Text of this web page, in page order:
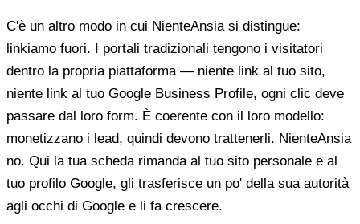
C'è un altro modo in cui NienteAnsia si distingue:
linkiamo fuori. I portali tradizionali tengono i visitatori
dentro la propria piattaforma — niente link al tuo sito,
niente link al tuo Google Business Profile, ogni clic deve
passare dal loro form. È coerente con il loro modello:
monetizzano i lead, quindi devono trattenerli. NienteAnsia
no. Qui la tua scheda rimanda al tuo sito personale e al
tuo profilo Google, gli trasferisce un po' della sua autorità
agli occhi di Google e li fa crescere.